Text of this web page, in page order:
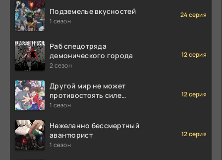
Подземелье вкусностей
1 сезон
24 серия
Раб спецотряда
демонического города
2 сезон
12 серия
Другой мир не может
противостоять силе
мгновенной смерти
1 сезон
12 серия
Нежеланно бессмертный
авантюрист
1 сезон
12 серия